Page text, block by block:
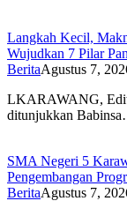
Langkah Kecil,
Wujudkan 7 Pilar
BeritaAgustus 7,
LKARAWANG,
ditunjukkan
SMA Negeri 5
Pengembangan
BeritaAgustus 7,